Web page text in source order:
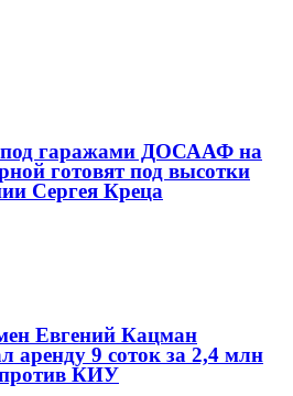
под гаражами ДОСААФ на
готовят под высотки
Сергея Креца
Евгений Кацман
аренду 9 соток за 2,4 млн
КИУ